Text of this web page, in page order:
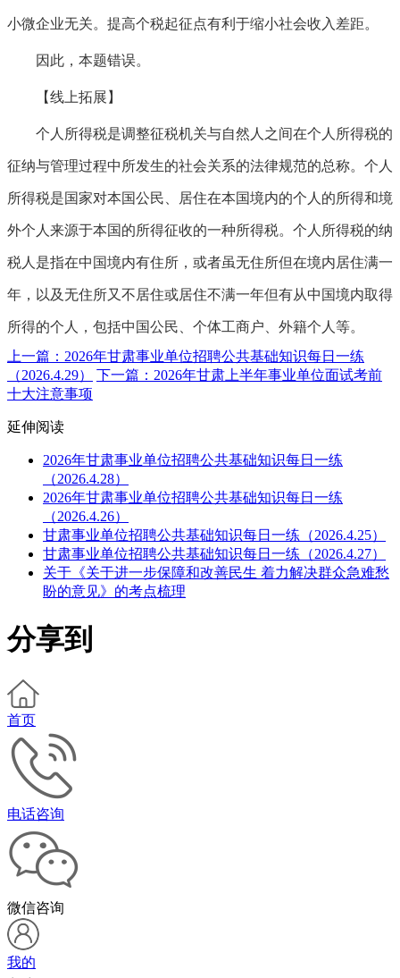
小微企业无关。提高个税起征点有利于缩小社会收入差距。
因此，本题错误。
【线上拓展】
个人所得税是调整征税机关与自然人之间在个人所得税的
征纳与管理过程中所发生的社会关系的法律规范的总称。个人
所得税是国家对本国公民、居住在本国境内的个人的所得和境
外个人来源于本国的所得征收的一种所得税。个人所得税的纳
税人是指在中国境内有住所，或者虽无住所但在境内居住满一
年，以及无住所又不居住或居住不满一年但有从中国境内取得
所得的个人，包括中国公民、个体工商户、外籍个人等。
上一篇：2026年甘肃事业单位招聘公共基础知识每日一练
（2026.4.29）
下一篇：2026年甘肃上半年事业单位面试考前
十大注意事项
延伸阅读
2026年甘肃事业单位招聘公共基础知识每日一练
（2026.4.28）
2026年甘肃事业单位招聘公共基础知识每日一练
（2026.4.26）
甘肃事业单位招聘公共基础知识每日一练（2026.4.25）
甘肃事业单位招聘公共基础知识每日一练（2026.4.27）
关于《关于进一步保障和改善民生 着力解决群众急难愁
盼的意见》的考点梳理
分享到
首页
电话咨询
微信咨询
我的